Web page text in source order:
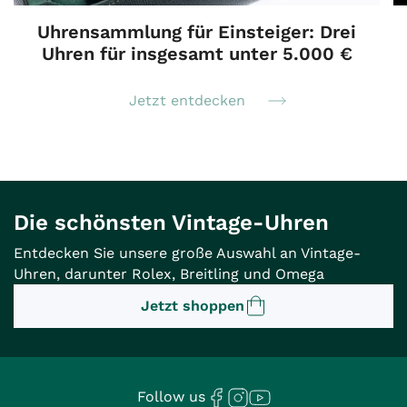
Uhrensammlung für Einsteiger: Drei
Uhren für insgesamt unter 5.000 €
Jetzt entdecken
Die schönsten Vintage-Uhren
Entdecken Sie unsere große Auswahl an Vintage-
Uhren, darunter Rolex, Breitling und Omega
Jetzt shoppen
Follow us